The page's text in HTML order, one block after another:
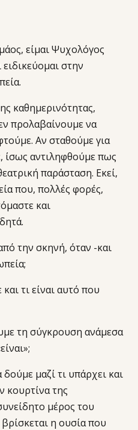
είμαι Ψυχολόγος
στην
καθημερινότητας,
προλαβαίνουμε να
Αν σταθούμε για
ίσως αντιληφθούμε πως
παράσταση. Εκεί,
που, πολλές φορές,
και
την σκηνή, όταν -και
τι είναι αυτό που
τη σύγκρουση ανάμεσα
μαζί τι υπάρχει και
κουρτίνα της
μέρος του
η ουσία που